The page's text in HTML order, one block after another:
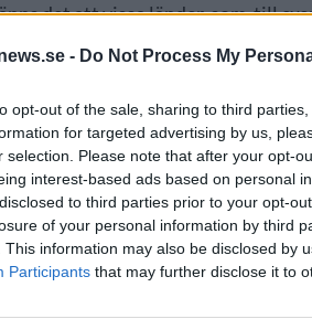
- Do Not Process My
opt-out of the sale, sharing to third
for targeted advertising by us,
selection. Please note that after your opt-
interest-based ads based on personal
to third parties prior to your opt-
of your personal information by third
This information may also be disclosed by
Participants that may further disclose it to
det att vissa länder, som till
blir det inte kul.